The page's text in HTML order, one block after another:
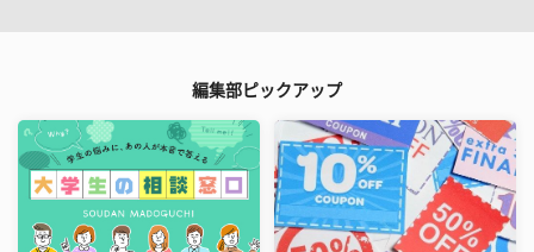
編集部ピックアップ